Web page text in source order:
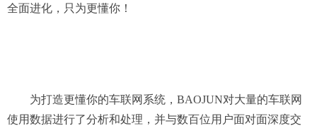
全面进化，只为更懂你！
为打造更懂你的车联网系统， BAOJUN对大量的车联网
使用数据进行了分析和处理，并与数百位用户面对面深度交